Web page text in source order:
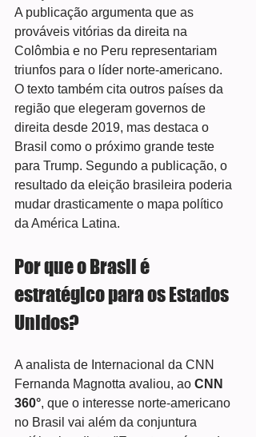
A publicação argumenta que as
prováveis vitórias da direita na
Colômbia e no Peru representariam
triunfos para o líder norte-americano.
O texto também cita outros países da
região que elegeram governos de
direita desde 2019, mas destaca o
Brasil como o próximo grande teste
para Trump. Segundo a publicação, o
resultado da eleição brasileira poderia
mudar drasticamente o mapa político
da América Latina.
Por que o Brasil é
estratégico para os Estados
Unidos?
A analista de Internacional da CNN
Fernanda Magnotta avaliou, ao CNN
360°, que o interesse norte-americano
no Brasil vai além da conjuntura